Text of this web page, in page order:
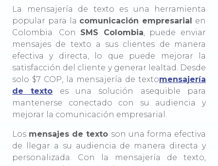
La mensajería de texto es una herramienta
popular para la comunicación empresarial
en
Colombia. Con SMS Colombia, puede enviar
mensajes de texto a sus clientes de manera
efectiva y directa, lo que puede mejorar la
satisfacción del cliente y generar lealtad. Desde
solo $7 COP, la mensajería de textomensajería
de texto es una solución asequible para
mantenerse conectado con su audiencia y
mejorar la comunicación empresarial.
Los mensajes de texto son una forma efectiva
de llegar a su audiencia de manera directa y
personalizada. Con la mensajería de texto,